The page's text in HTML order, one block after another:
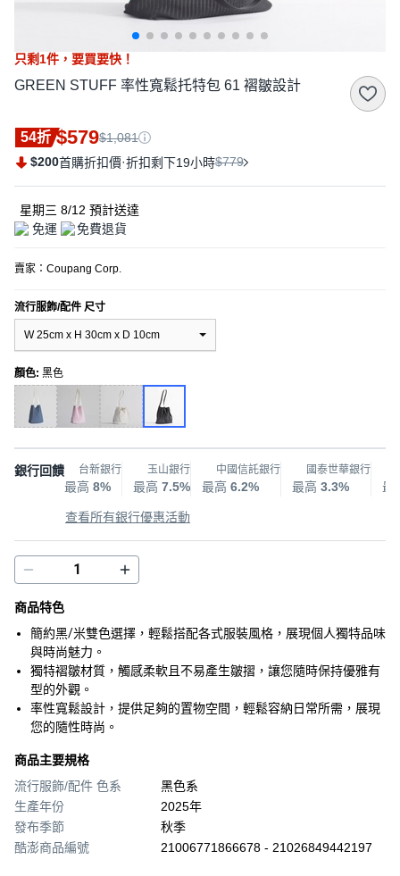
只剩1件， 要買要快！
GREEN STUFF 率性寬鬆托特包 61 褶皺設計
54折 $579$1,081
$200首購折扣價·折扣剩下19小時$779
星期三 8/12 預計送達
免運
免費退貨
賣家： Coupang Corp.
流行服飾/配件 尺寸
W 25cm x H 30cm x D 10cm
顏色: 黑色
銀行回饋 台新銀行
最高 8%
玉山銀行
最高 7.5%
中國信託銀行
最高 6.2%
國泰世華銀行
最高 3.3% 最
查看所有銀行優惠活動
商品特色
簡約黑/米雙色選擇，輕鬆搭配各式服裝風格，展現個人獨特品味
與時尚魅力。
獨特褶皺材質，觸感柔軟且不易產生皺摺，讓您隨時保持優雅有
型的外觀。
率性寬鬆設計，提供足夠的置物空間，輕鬆容納日常所需，展現
您的隨性時尚。
商品主要規格
流行服飾/配件 色系
黑色系
生產年份
2025年
發布季節
秋季
酷澎商品編號
21006771866678 - 21026849442197